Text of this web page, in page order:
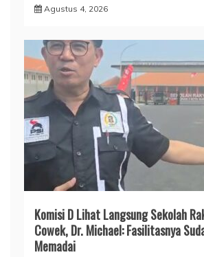
Agustus 4, 2026
Komisi D Lihat Langsung Sekolah
Cowek, Dr. Michael: Fasilitasnya
Memadai